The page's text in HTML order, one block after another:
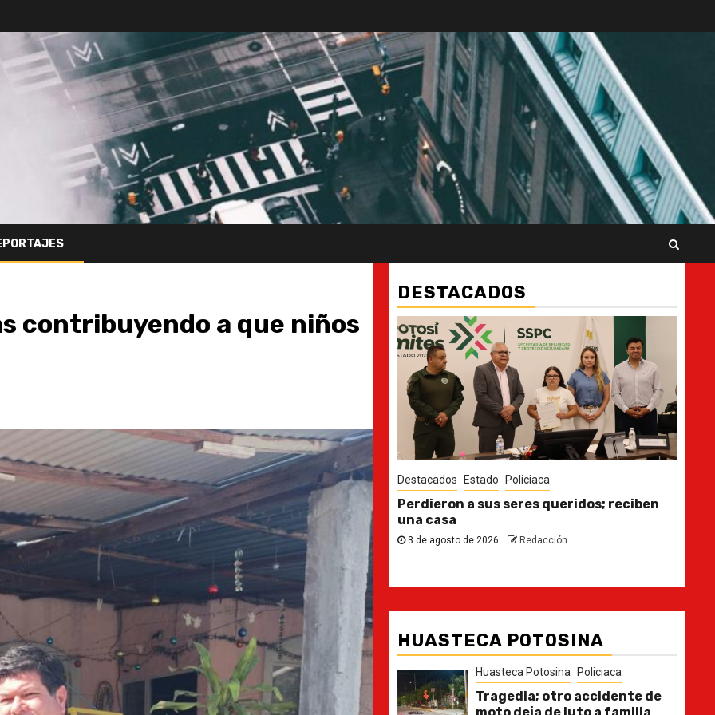
contribuyendo a que niños
DESTACADOS
impacto
Destacados Estado Policiaca
Perdieron a sus seres queridos; reciben
una casa
3 de agosto de 2026
Destacados Estado
Ya casi, el quinto informe del Gobernador
30 de julio de 2026
HUASTECA POTOSINA
Huasteca Potosina Policiaca
Tragedia; otro accidente de